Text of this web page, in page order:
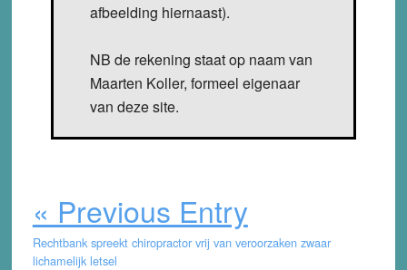
afbeelding hiernaast).
NB de rekening staat op naam van
Maarten Koller, formeel eigenaar
van deze site.
« Previous Entry
Rechtbank spreekt chiropractor vrij van veroorzaken zwaar
lichamelijk letsel